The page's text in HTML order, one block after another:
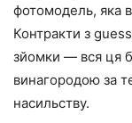
фотомодель, яка
Контракти з
зйомки — вся ця
винагородою за
насильству.